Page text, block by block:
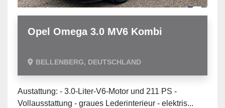
Opel Omega 3.0 MV6 Kombi
BELLENBERG, DEUTSCHLAND
Austattung: - 3.0-Liter-V6-Motor und 211 PS -
Vollausstattung - graues Lederinterieur - elektris...